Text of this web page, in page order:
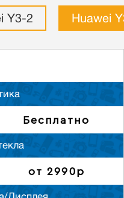
Y3-2 Huawei
Бесплатно
от 2990р